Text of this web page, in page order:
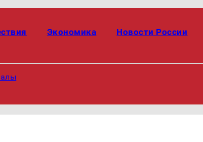
Экономика Новости России